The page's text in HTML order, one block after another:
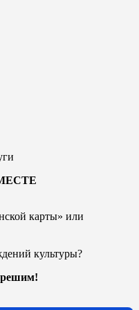
карты» или
культуры?